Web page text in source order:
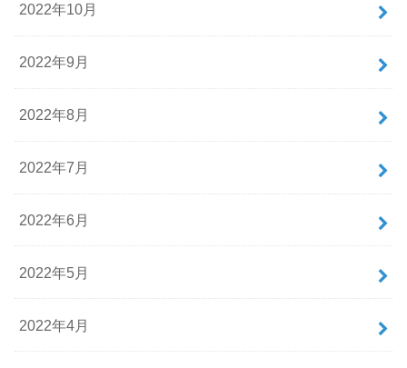
2022年10月
2022年9月
2022年8月
2022年7月
2022年6月
2022年5月
2022年4月